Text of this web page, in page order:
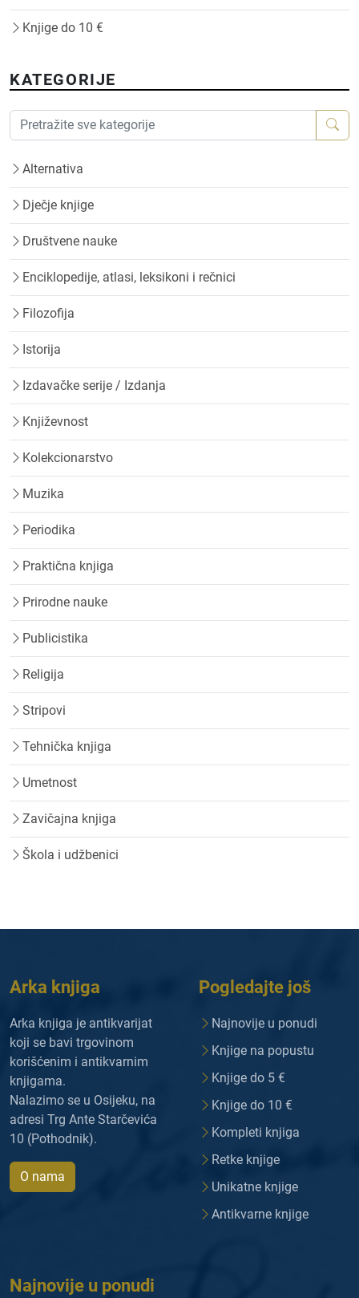
Knjige do 10 €
KATEGORIJE
Alternativa
Dječje knjige
Društvene nauke
Enciklopedije, atlasi, leksikoni i rečnici
Filozofija
Istorija
Izdavačke serije / Izdanja
Književnost
Kolekcionarstvo
Muzika
Periodika
Praktična knjiga
Prirodne nauke
Publicistika
Religija
Stripovi
Tehnička knjiga
Umetnost
Zavičajna knjiga
Škola i udžbenici
Arka knjiga
Arka knjiga je antikvarijat
koji se bavi trgovinom
korišćenim i antikvarnim
knjigama.
Nalazimo se u Osijeku, na
adresi Trg Ante Starčevića
10 (Pothodnik).
O nama
Pogledajte još
Najnovije u ponudi
Knjige na popustu
Knjige do 5 €
Knjige do 10 €
Kompleti knjiga
Retke knjige
Unikatne knjige
Antikvarne knjige
Najnovije u ponudi